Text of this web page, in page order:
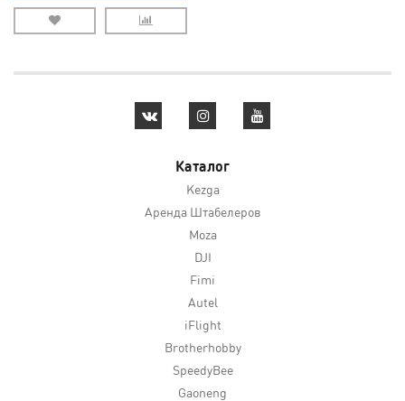
Каталог
Kezga
Аренда Штабелеров
Moza
DJI
Fimi
Autel
iFlight
Brotherhobby
SpeedyBee
Gaoneng